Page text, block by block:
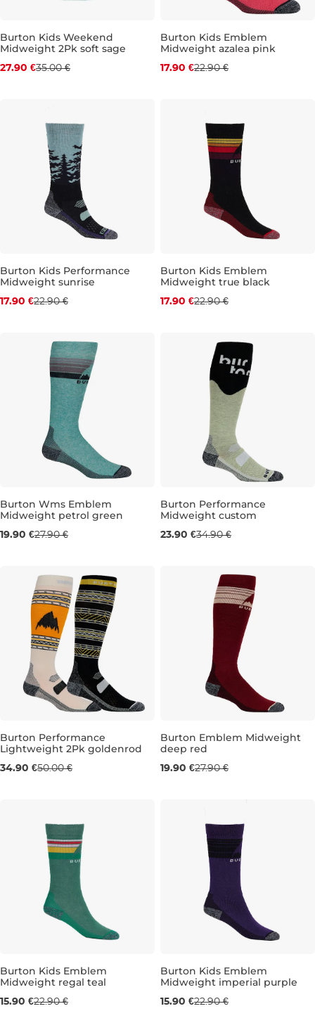
Zľava -20 %
Burton Kids Weekend
Midweight 2Pk soft sage
27.90 €35.00 €
Zľava -22 %
Burton Kids Emblem
Midweight azalea pink
17.90 €22.90 €
Zľava -22 %
Burton Kids Performance
Midweight sunrise
17.90 €22.90 €
Zľava -22 %
Burton Kids Emblem
Midweight true black
17.90 €22.90 €
Výpredaj -29 %
Burton Wms Emblem
Midweight petrol green
19.90 €27.90 €
Výpredaj -32 %
Burton Performance
Midweight custom
23.90 €34.90 €
Výpredaj -30 %
Burton Performance
Lightweight 2Pk goldenrod
34.90 €50.00 €
Výpredaj -29 %
Burton Emblem Midweight
deep red
19.90 €27.90 €
Výpredaj -31 %
Burton Kids Emblem
Midweight regal teal
15.90 €22.90 €
Výpredaj -31 %
Burton Kids Emblem
Midweight imperial purple
15.90 €22.90 €